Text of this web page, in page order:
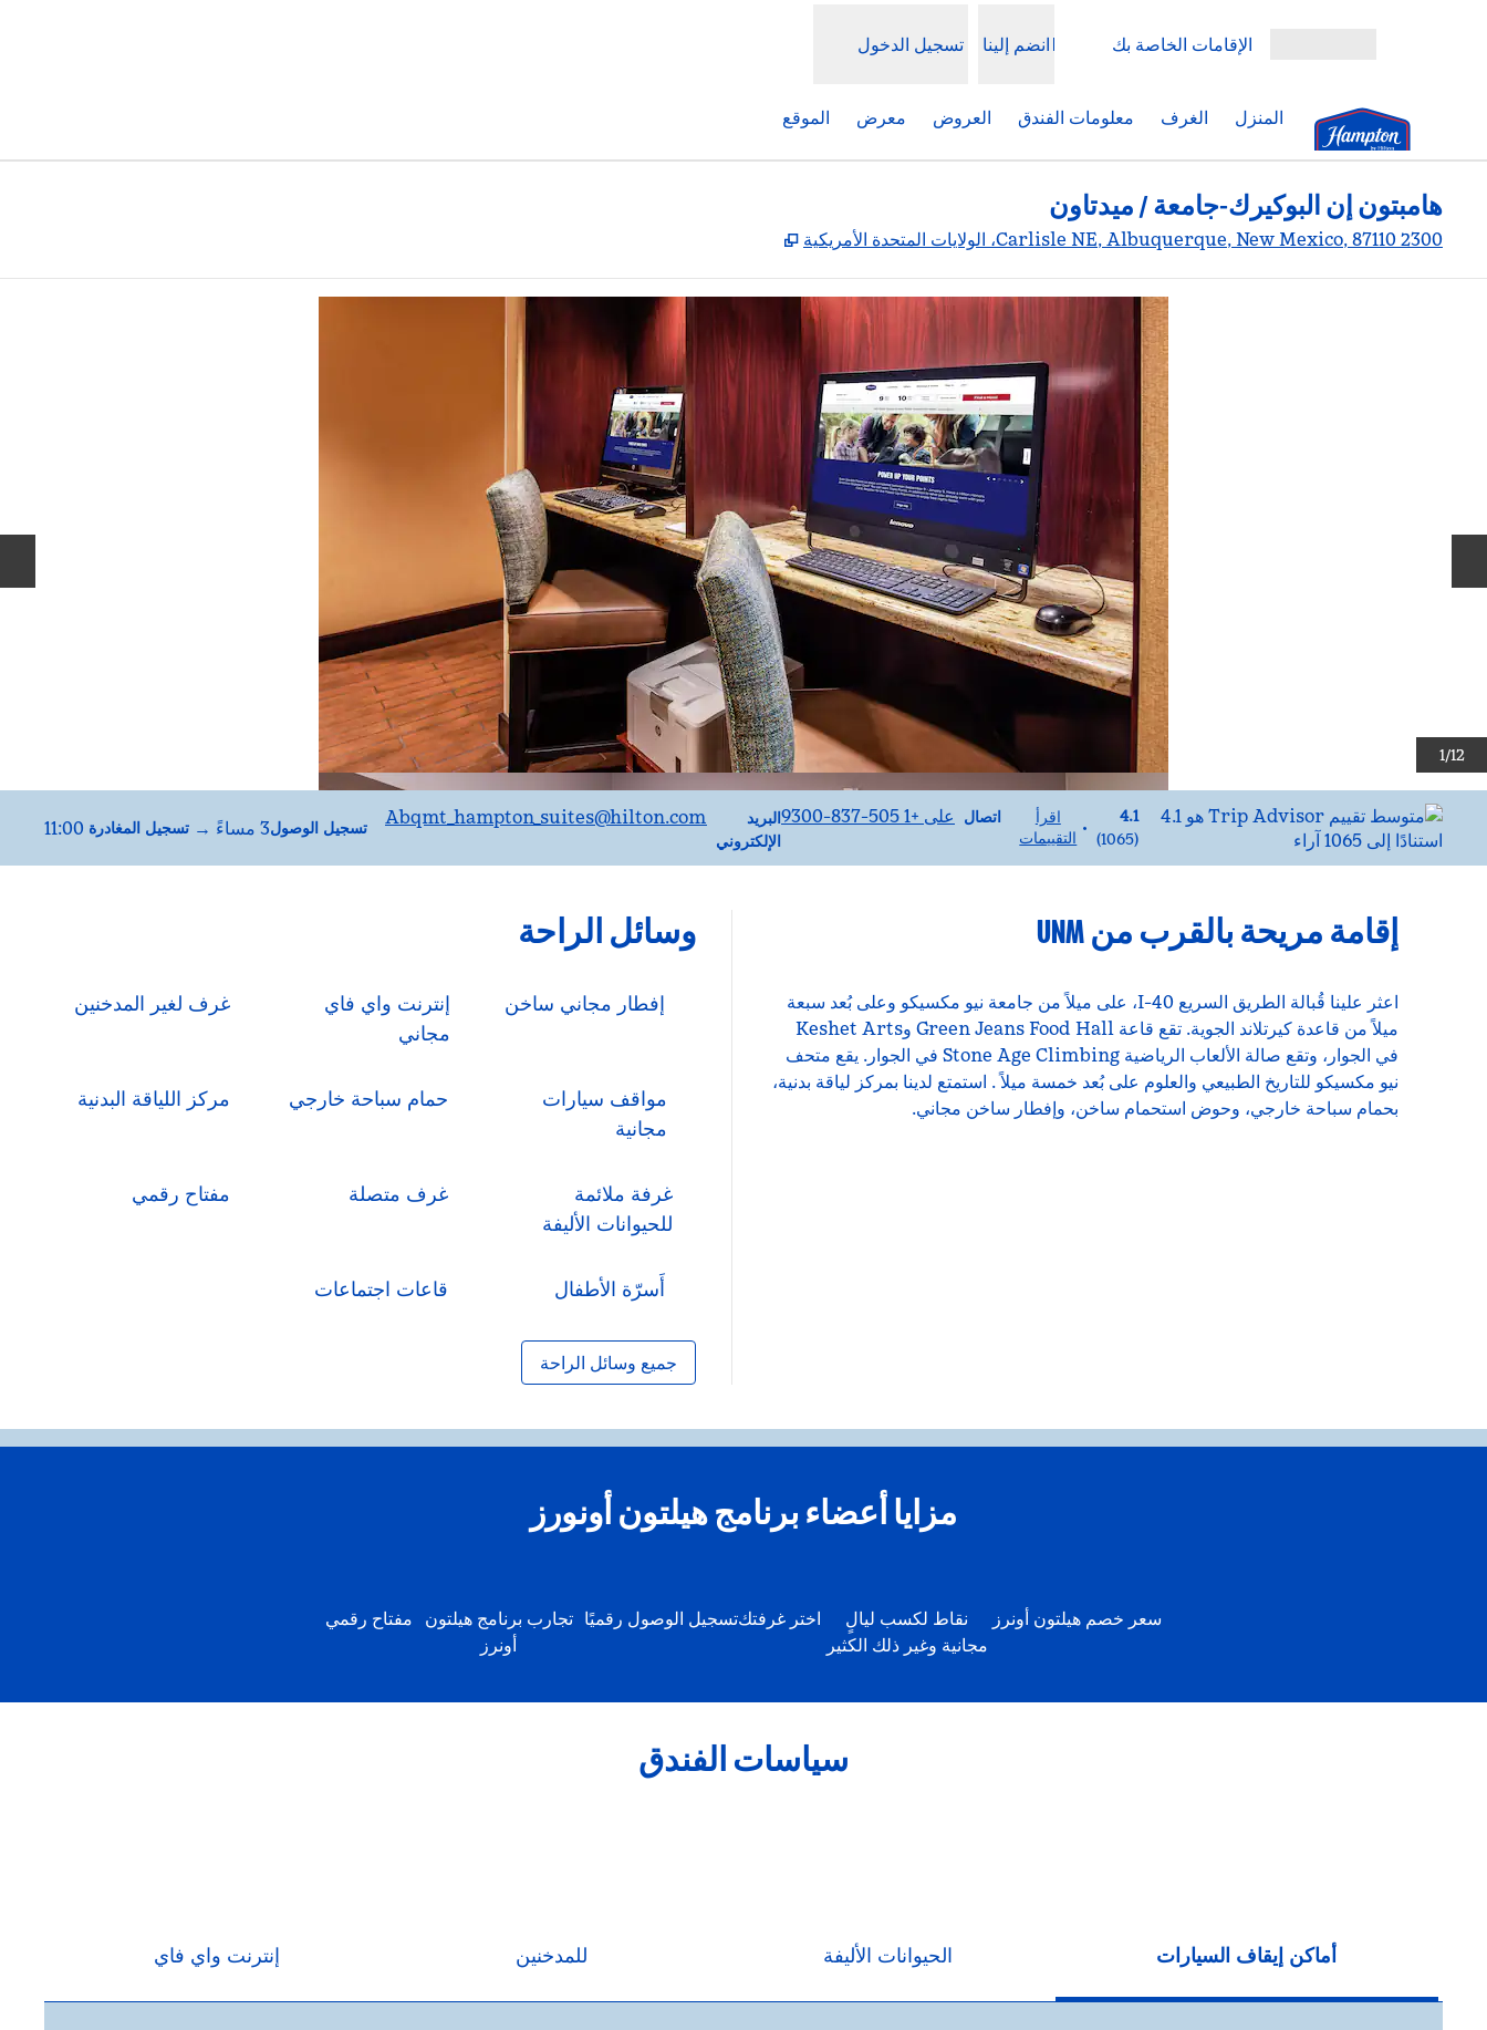
الإقامات الخاصة بك انضم إلينا تسجيل الدخول
المنزل الغرف معلومات الفندق العروض معرض الموقع
هامبتون إن البوكيرك-جامعة / ميدتاون
2300 Carlisle NE, Albuquerque, New Mexico, 87110، الولايات المتحدة الأمريكية
1/12
4.1
(
1065
)
•
اقرأ
التقييمات
اتصال
اتصل على +1 505-837-9300
البريد
الإلكتروني
Email
Abqmt_hampton_suites@hilton.com تسجيل الوصول3 مساءً → تسجيل المغادرة 11:00
إقامة مريحة بالقرب من UNM
اعثر علينا قُبالة الطريق السريع I-40، على ميلاً من جامعة نيو مكسيكو وعلى بُعد سبعة
ميلاً من قاعدة كيرتلاند الجوية. تقع قاعة Green Jeans Food Hall وKeshet Arts
في الجوار، وتقع صالة الألعاب الرياضية Stone Age Climbing في الجوار. يقع متحف
نيو مكسيكو للتاريخ الطبيعي والعلوم على بُعد خمسة ميلاً . استمتع لدينا بمركز لياقة بدنية،
بحمام سباحة خارجي، وحوض استحمام ساخن، وإفطار ساخن مجاني.
وسائل الراحة
إفطار مجاني ساخن
إنترنت واي فاي
مجاني
غرف لغير المدخنين
مواقف سيارات
مجانية
حمام سباحة خارجي مركز اللياقة البدنية
غرفة ملائمة
للحيوانات الأليفة
غرف متصلة مفتاح رقمي
أَسرّة الأطفال قاعات اجتماعات
جميع وسائل الراحة
مزايا أعضاء برنامج هيلتون أونورز
سعر خصم هيلتون أونرز
نقاط لكسب ليالٍ
مجانية وغير ذلك الكثير
اختر غرفتكتسجيل الوصول رقميًا تجارب برنامج هيلتون
أونرز
مفتاح رقمي
سياسات الفندق
أماكن إيقاف السيارات الحيوانات الأليفة للمدخنين إنترنت واي فاي